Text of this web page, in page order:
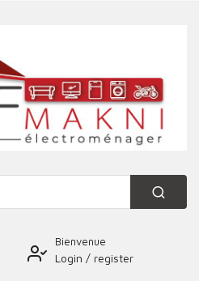
Bienvenue
Login / register